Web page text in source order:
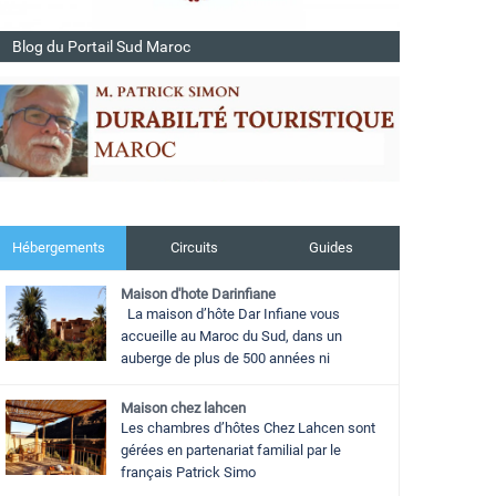
Blog du Portail Sud Maroc
Hébergements Circuits Guides
Maison d'hote Darinfiane
La maison d’hôte Dar Infiane vous
accueille au Maroc du Sud, dans un
auberge de plus de 500 années ni
Maison chez lahcen
Les chambres d’hôtes Chez Lahcen sont
gérées en partenariat familial par le
français Patrick Simo